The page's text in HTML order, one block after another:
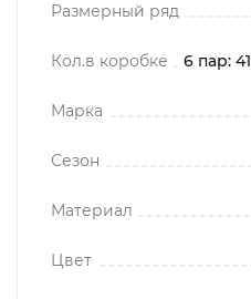
Размерный ряд
Кол.в коробке 6 пар:
Марка
Сезон
Материал
Цвет